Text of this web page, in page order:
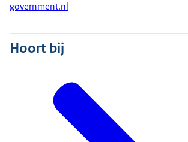
government.nl
Hoort bij